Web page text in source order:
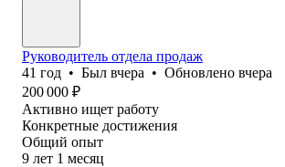
Руководитель отдела продаж
41 год • Был вчера • Обновлено вчера
200 000 ₽
Активно ищет работу
Конкретные достижения
Общий опыт
9 лет 1 месяц